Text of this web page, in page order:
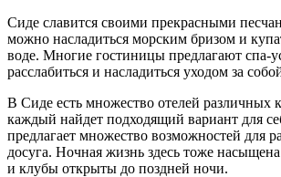
Сиде славится своими прекрасными
можно насладиться морским бризом и
воде. Многие гостиницы предлагают спа-
расслабиться и насладиться уходом за
В Сиде есть множество отелей различных
каждый найдет подходящий вариант для
предлагает множество возможностей для
досуга. Ночная жизнь здесь тоже
и клубы открыты до поздней ночи.